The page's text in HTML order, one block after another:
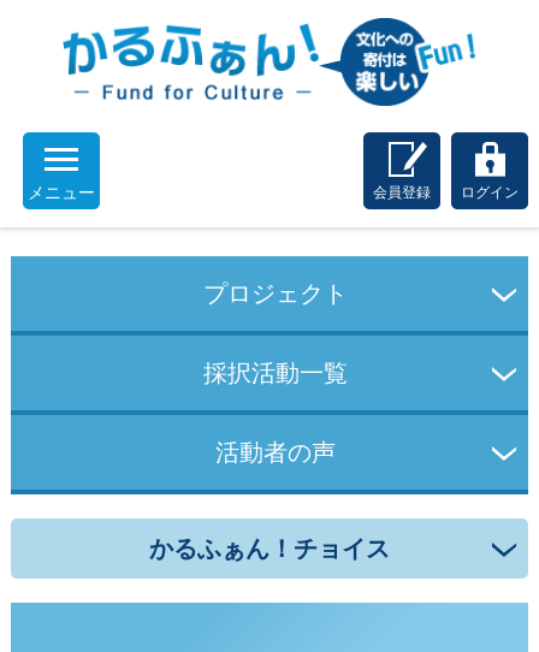
メニュー 会員登録 ログイン
プロジェクト
採択活動一覧
活動者の声
かるふぁん！チョイス